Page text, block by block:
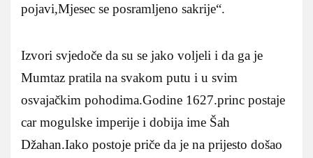
pojavi,Mjesec se posramljeno sakrije“.
Izvori svjedoče da su se jako voljeli i da ga je
Mumtaz pratila na svakom putu i u svim
osvajačkim pohodima.Godine 1627.princ postaje
car mogulske imperije i dobija ime Šah
Džahan.Iako postoje priče da je na prijesto došao